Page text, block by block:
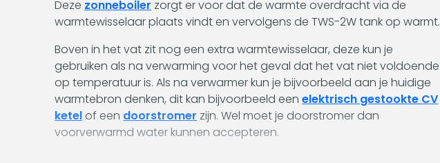
Deze zonneboiler zorgt er voor dat de warmte overdracht via de
warmtewisselaar plaats vindt en vervolgens de TWS-2W tank op warmt.
Boven in het vat zit nog een extra warmtewisselaar, deze kun je
gebruiken als na verwarming voor het geval dat het vat niet voldoende
op temperatuur is. Als na verwarmer kun je bijvoorbeeld aan je huidige
warmtebron denken, dit kan bijvoorbeeld eenelektrisch gestookte CV
ketel of een doorstromer zijn. Wel moet je doorstromer dan
voorverwarmd water kunnen accepteren.